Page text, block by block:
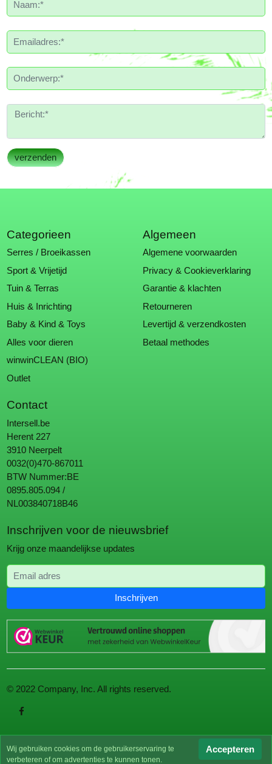
Categorieen
Serres / Broeikassen
Sport & Vrijetijd
Tuin & Terras
Huis & Inrichting
Baby & Kind & Toys
Alles voor dieren
winwinCLEAN (BIO)
Outlet
Algemeen
Algemene voorwaarden
Privacy & Cookieverklaring
Garantie & klachten
Retourneren
Levertijd & verzendkosten
Betaal methodes
Contact
Intersell.be
Herent 227
3910 Neerpelt
0032(0)470-867011
BTW Nummer:BE
0895.805.094 /
NL003840718B46
Inschrijven voor de nieuwsbrief
Krijg onze maandelijkse updates
Email adres
Inschrijven
© 2022 Company, Inc. All rights reserved.
Wij gebruiken cookies om de gebruikerservaring te
verbeteren of om advertenties te kunnen tonen.
Accepteren